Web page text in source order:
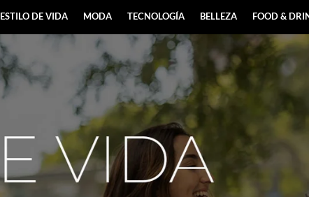
ESTILO DE VIDA MODA TECNOLOGÍA BELLEZA FOOD &